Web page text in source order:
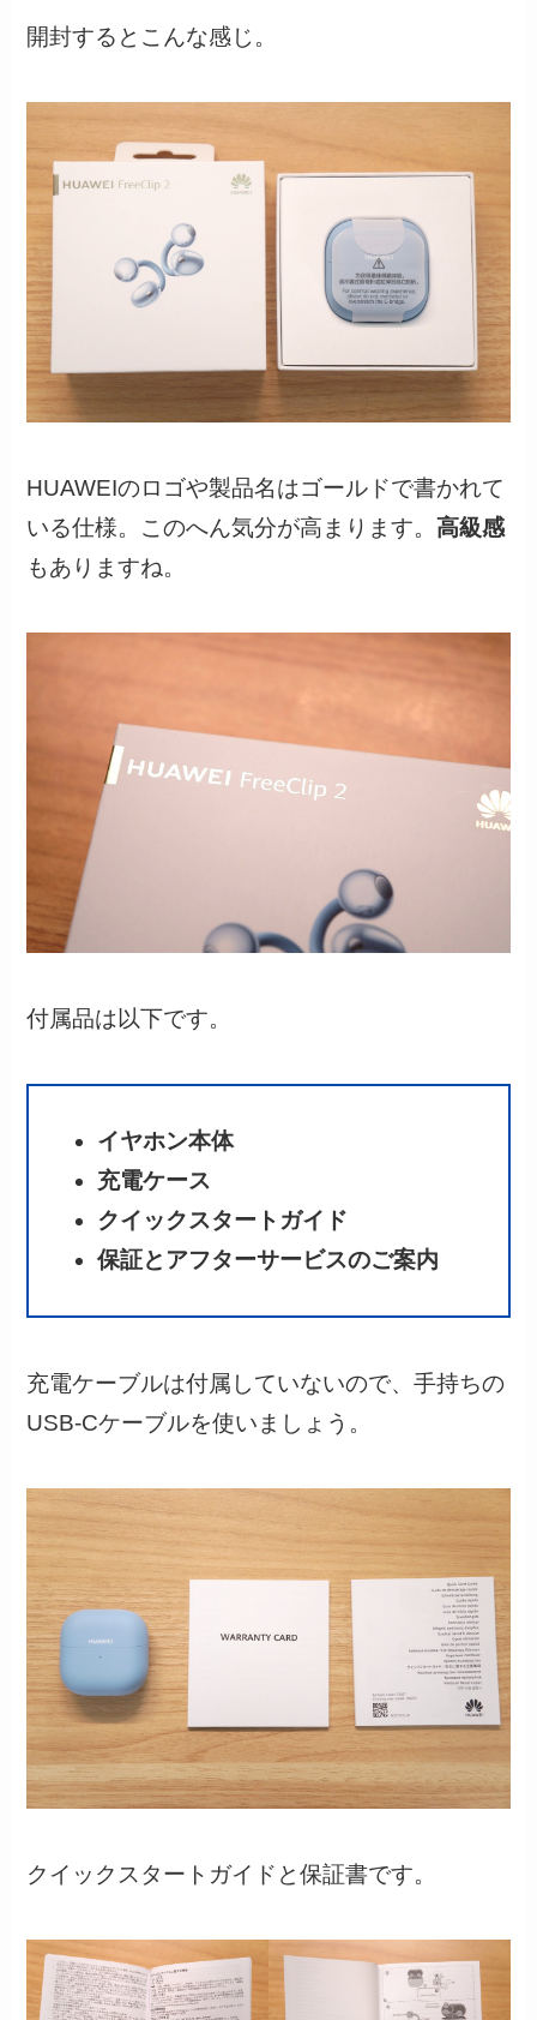
開封するとこんな感じ。
HUAWEIのロゴや製品名はゴールドで書かれて
いる仕様。このへん気分が高まります。高級感
もありますね。
付属品は以下です。
イヤホン本体
充電ケース
クイックスタートガイド
保証とアフターサービスのご案内
充電ケーブルは付属していないので、手持ちの
USB-Cケーブルを使いましょう。
クイックスタートガイドと保証書です。